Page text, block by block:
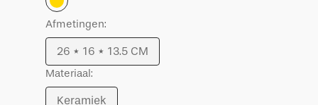
Gold
Afmetingen:
26 * 16 * 13.5 CM
Uitverkocht
Materiaal:
Keramiek